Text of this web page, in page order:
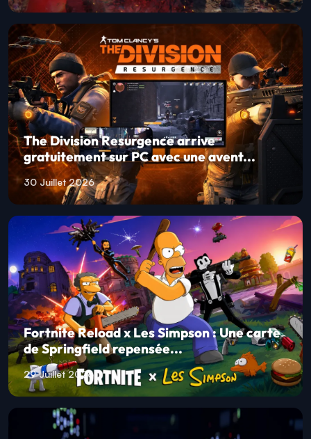
The Division Resurgence arrive
gratuitement sur PC avec une avent...
30 Juillet 2026
Fortnite Reload x Les Simpson : Une carte
de Springfield repensée...
29 Juillet 2026